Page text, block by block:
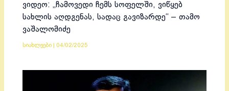
ვიდეო: „ჩამოვედი ჩემს სოფელში, ვიწყებ
სახლის აღდგენას, სადაც გავიზარდე“ – თამო
ვაშალომიძე
სიახლეები 04/02/2025